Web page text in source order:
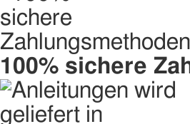
100% sichere